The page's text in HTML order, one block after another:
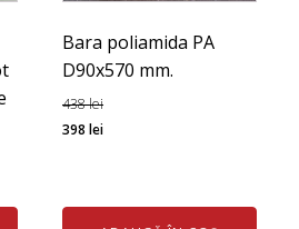
Bara poliamida PA
D90x570 mm.
438lei
Prețul
fost:
398leiPrețul
398 lei.